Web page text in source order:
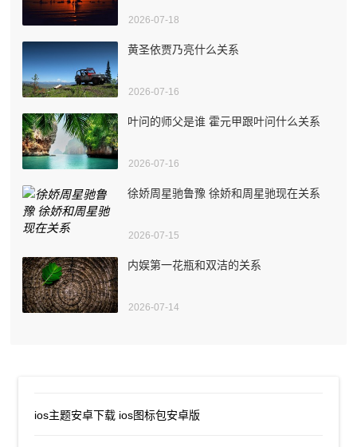
2026-07-18
黄圣依贾乃亮什么关系
2026-07-16
叶问的师父是谁 霍元甲跟叶问什么关系
2026-07-16
徐娇周星驰鲁豫 徐娇和周星驰现在关系
2026-07-15
内娱第一花瓶和双洁的关系
2026-07-14
ios主题安卓下载 ios图标包安卓版